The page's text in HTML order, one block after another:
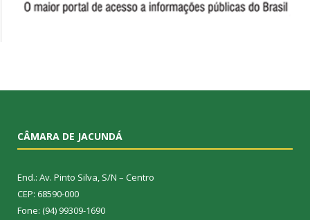
CÂMARA DE JACUNDÁ
End.: Av. Pinto Silva, S/N – Centro
CEP: 68590-000
Fone: (94) 99309-1690